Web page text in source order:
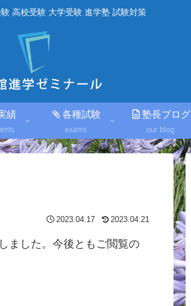
高校受験 大学受験 進学塾 試験対策
績
各種試験
exams
塾長ブログ
our blog
2023.04.17 2023.04.21
ました。今後ともご閲覧の